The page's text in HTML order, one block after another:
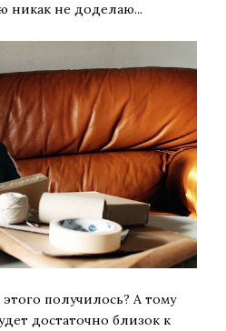
никак не доделаю...
этого получилось? А тому
достаточно близок к